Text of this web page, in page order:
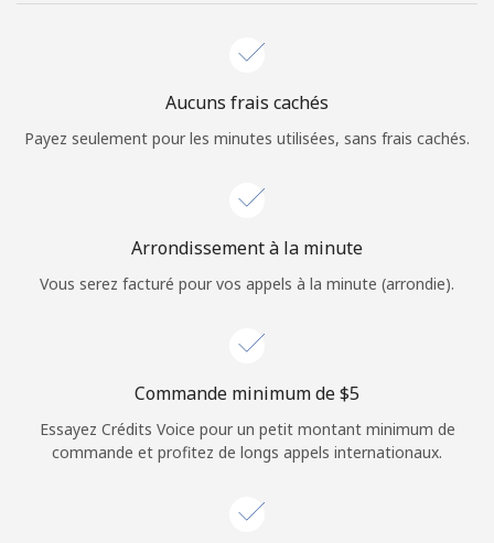
Login
Aucuns frais cachés
Payez seulement pour les minutes utilisées, sans frais cachés.
Arrondissement à la minute
Vous serez facturé pour vos appels à la minute (arrondie).
Commande minimum de ⁦$5⁩
Essayez Crédits Voice pour un petit montant minimum de
commande et profitez de longs appels internationaux.